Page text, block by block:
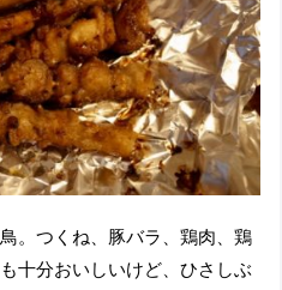
。つくね、豚バラ、鶏肉、鶏
十分おいしいけど、ひさしぶ